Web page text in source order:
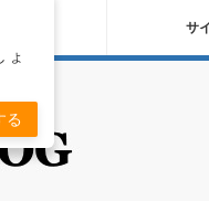
サ
ょ
る